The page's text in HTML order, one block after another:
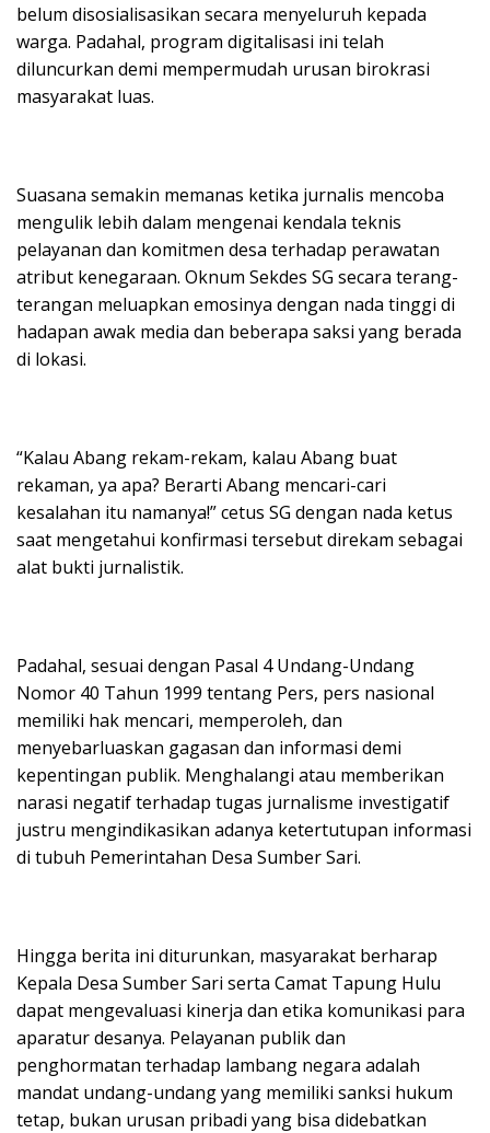
belum disosialisasikan secara menyeluruh kepada
warga. Padahal, program digitalisasi ini telah
diluncurkan demi mempermudah urusan birokrasi
masyarakat luas.
Suasana semakin memanas ketika jurnalis mencoba
mengulik lebih dalam mengenai kendala teknis
pelayanan dan komitmen desa terhadap perawatan
atribut kenegaraan. Oknum Sekdes SG secara terang-
terangan meluapkan emosinya dengan nada tinggi di
hadapan awak media dan beberapa saksi yang berada
di lokasi.
“Kalau Abang rekam-rekam, kalau Abang buat
rekaman, ya apa? Berarti Abang mencari-cari
kesalahan itu namanya!” cetus SG dengan nada ketus
saat mengetahui konfirmasi tersebut direkam sebagai
alat bukti jurnalistik.
Padahal, sesuai dengan Pasal 4 Undang-Undang
Nomor 40 Tahun 1999 tentang Pers, pers nasional
memiliki hak mencari, memperoleh, dan
menyebarluaskan gagasan dan informasi demi
kepentingan publik. Menghalangi atau memberikan
narasi negatif terhadap tugas jurnalisme investigatif
justru mengindikasikan adanya ketertutupan informasi
di tubuh Pemerintahan Desa Sumber Sari.
Hingga berita ini diturunkan, masyarakat berharap
Kepala Desa Sumber Sari serta Camat Tapung Hulu
dapat mengevaluasi kinerja dan etika komunikasi para
aparatur desanya. Pelayanan publik dan
penghormatan terhadap lambang negara adalah
mandat undang-undang yang memiliki sanksi hukum
tetap, bukan urusan pribadi yang bisa didebatkan